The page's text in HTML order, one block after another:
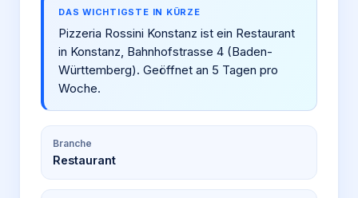
DAS WICHTIGSTE IN KÜRZE
Pizzeria Rossini Konstanz ist ein Restaurant
in Konstanz, Bahnhofstrasse 4 (Baden-
Württemberg). Geöffnet an 5 Tagen pro
Woche.
Branche
Restaurant